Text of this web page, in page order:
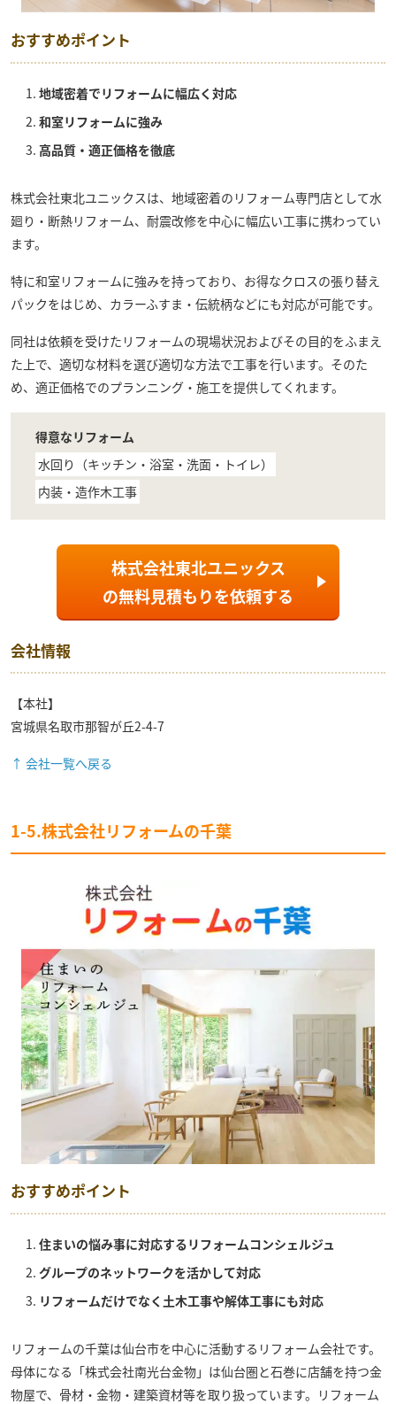
おすすめポイント
地域密着でリフォームに幅広く対応
和室リフォームに強み
高品質・適正価格を徹底
株式会社東北ユニックスは、地域密着のリフォーム専門店として水
廻り・断熱リフォーム、耐震改修を中心に幅広い工事に携わってい
ます。
特に和室リフォームに強みを持っており、お得なクロスの張り替え
パックをはじめ、カラーふすま・伝統柄などにも対応が可能です。
同社は依頼を受けたリフォームの現場状況およびその目的をふまえ
た上で、適切な材料を選び適切な方法で工事を行います。そのた
め、適正価格でのプランニング・施工を提供してくれます。
得意なリフォーム
水回り（キッチン・浴室・洗面・トイレ）
内装・造作木工事
株式会社東北ユニックス
の無料見積もりを依頼する
会社情報
【本社】
宮城県名取市那智が丘2-4-7
↑ 会社一覧へ戻る
1-5.株式会社リフォームの千葉
おすすめポイント
住まいの悩み事に対応するリフォームコンシェルジュ
グループのネットワークを活かして対応
リフォームだけでなく土木工事や解体工事にも対応
リフォームの千葉は仙台市を中心に活動するリフォーム会社です。
母体になる「株式会社南光台金物」は仙台圏と石巻に店舗を持つ金
物屋で、骨材・金物・建築資材等を取り扱っています。リフォーム